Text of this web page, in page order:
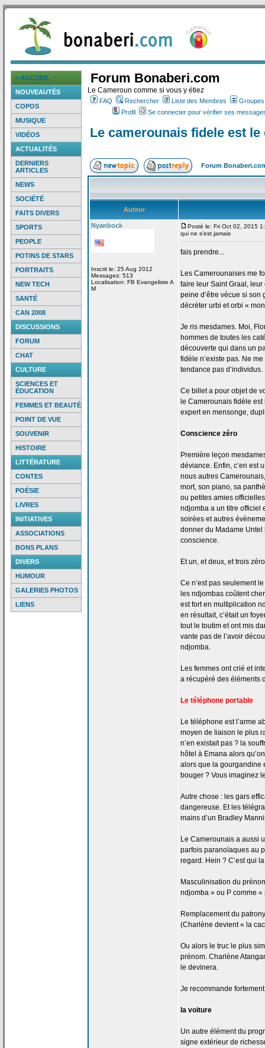
> ACCUEIL
NOUVEAUTÉS
COPOS
MUSIQUE
VIDÉOS
ACTUALITÉS
DERNIERS
ARTICLES
NEWS
SOCIÉTÉ
FAITS DIVERS
SPORTS
PEOPLE
POTINS DE STARS
PORTRAITS
NEW TECH
SANTÉ
CAN 2008
DISCUSSIONS
FORUM
CHAT
CULTURE
SCIENCES ET
ÉDUCATION
FEMMES ET BEAUTÉ
POINT DE VUE
SOUVENIR
HISTOIRE
LITTÉRATURE
CONTES
POÉSIE
LIVRES
INITIATIVES
ASSOCIATIONS
BONS PLANS
DIVERS
HUMOUR
GALERIES PHOTOS
LIENS
Forum Bonaberi.com
Le Cameroun comme si vous y étiez
FAQ Rechercher Liste des Membres
Profil
Se connecter pour vérifier ses
Le camerounais fidele est
Forum
Auteur
Nyanbock
Inscrit le: 25 Aug 2012
Messages: 513
Localisation: FB Evangeliste A
M
Posté le: Fri Oct 02, 2015
qui ne s'est jamais
fais prendre...
Les Camerounaises me
faire leur Saint Graal,
peine d’être vécue si
décréter urbi et orbi «
Je ris mesdames. Moi,
hommes de toutes les
découverte qui dans un
fidèle n’existe pas. Ne
tendance pas d’individus.
Ce billet a pour objet de
le Camerounais fidèle
expert en mensonge,
Conscience zéro
Première leçon
déviance. Enfin, c’en est
nous autres
mort, son piano, sa
ou petites amies
ndjomba a un titre officiel
soirées et autres
donner du Madame
conscience.
Et un, et deux, et trois
Ce n’est pas seulement
les ndjombas coûtent
est fort en multiplication
en résultait, c’était un
tout le toutim et ont mis
vante pas de l’avoir
ndjomba.
Les femmes ont crié et
a récupéré des éléments
Le téléphone portable
Le téléphone est l’arme
moyen de liaison le plus
n’en existait pas ? la
hôtel à Emana alors
alors que la gourgandine
bouger ? Vous imaginez
Autre chose : les gars
dangereuse. Et les
mains d’un Bradley
Le Camerounais a aussi
parfois paranoïaques au
regard. Hein ? C’est qui la
Masculinisation du
ndjomba » ou P comme
Remplacement du
(Charlène devient « la
Ou alors le truc le plus
prénom. Charlène
le devinera.
Je recommande
la voiture
Un autre élément du
signe extérieur de